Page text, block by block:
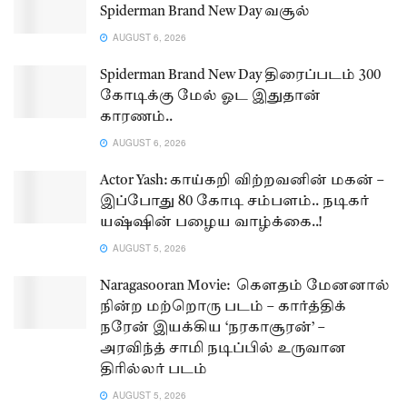
Spiderman Brand New Day வசூல்
AUGUST 6, 2026
Spiderman Brand New Day திரைப்படம் 300
கோடிக்கு மேல் ஓட இதுதான்
காரணம்..
AUGUST 6, 2026
Actor Yash: காய்கறி விற்றவனின் மகன் –
இப்போது 80 கோடி சம்பளம்.. நடிகர்
யஷ்ஷின் பழைய வாழ்க்கை..!
AUGUST 5, 2026
Naragasooran Movie: கௌதம் மேனனால்
நின்ற மற்றொரு படம் – கார்த்திக்
நரேன் இயக்கிய ‘நரகாசூரன்’ –
அரவிந்த் சாமி நடிப்பில் உருவான
திரில்லர் படம்
AUGUST 5, 2026